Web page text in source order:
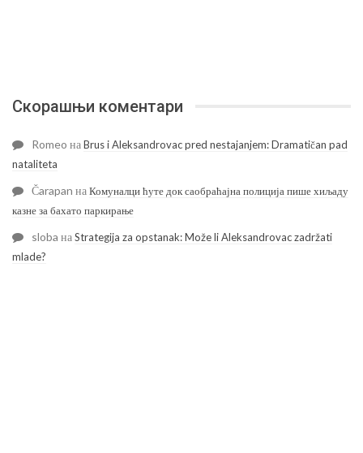
Скорашњи коментари
Romeo наBrus i Aleksandrovac pred nestajanjem: Dramatičan pad
nataliteta
Čarapan наКомуналци ћуте док саобраћајна полиција пише хиљаду
казне за бахато паркирање
sloba наStrategija za opstanak: Može li Aleksandrovac zadržati
mlade?